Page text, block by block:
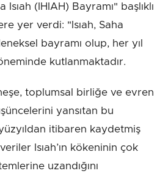
(IHIAH) Bayramı" başlıklı
yer verdi: "Isıah, Saha
bayramı olup, her yıl
kutlanmaktadır.
toplumsal birliğe ve evren
yansıtan bu
itibaren kaydetmiş
Isıah’ın kökeninin çok
uzandığını